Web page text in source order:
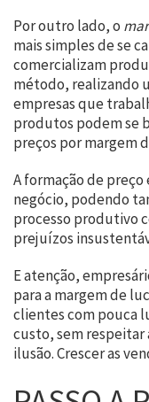
Por outro lado, o
mais simples de se
comercializam
método, realizando
empresas que
produtos podem se
preços por margem
A formação de
negócio, podendo
processo produtivo
prejuízos
E atenção,
para a margem de
clientes com pouca
custo, sem respeitar
ilusão. Crescer as